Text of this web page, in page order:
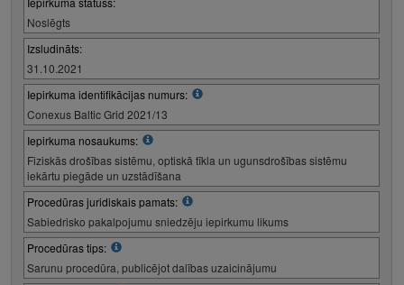
Noslēgts
Izsludināts:
31.10.2021
Iepirkuma identifikācijas numurs:
Conexus Baltic Grid 2021/13
Iepirkuma nosaukums:
Fiziskās drošības sistēmu, optiskā tīkla un ugunsdrošības sistēmu
iekārtu piegāde un uzstādīšana
Procedūras juridiskais pamats:
Sabiedrisko pakalpojumu sniedzēju iepirkumu likums
Procedūras tips:
Sarunu procedūra, publicējot dalības uzaicinājumu